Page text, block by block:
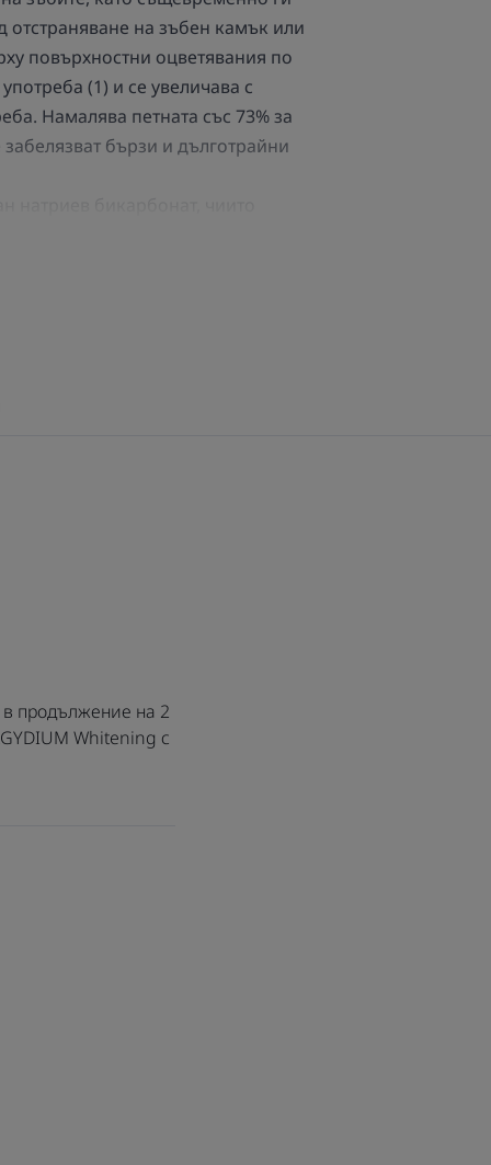
на зъбен камък или
повърхностни оцветявания по
(1) и се увеличава с
Намалява петната със 73% за
бързи и дълготрайни
ЕКСПЕРТ
ELGYDIUM
др.
може да
на
в продължение на 2
Whitening с